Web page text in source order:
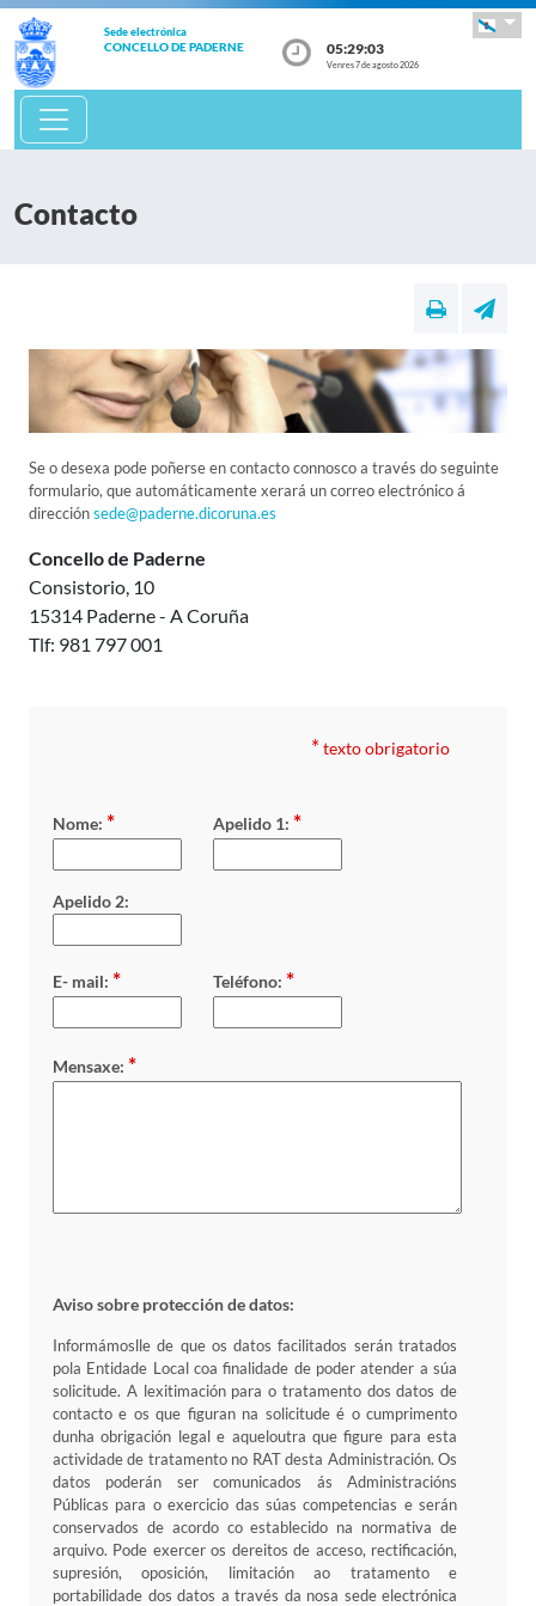
Sede electrónica
CONCELLO DE PADERNE 05:29:03
Venres 7 de agosto 2026
Contacto
Se o desexa pode poñerse en contacto connosco a través do seguinte
formulario, que automáticamente xerará un correo electrónico á
direcciónsede@paderne.dicoruna.es
Concello de Paderne
Consistorio, 10
15314 Paderne - A Coruña
Tlf: 981 797 001
*texto obrigatorio
Nome: * Apelido 1: *
Apelido 2:
E- mail: * Teléfono: *
Mensaxe: *
Aviso sobre protección de datos:
Informámoslle de que os datos facilitados serán tratados
pola Entidade Local coa finalidade de poder atender a súa
solicitude. A lexitimación para o tratamento dos datos de
contacto e os que figuran na solicitude é o cumprimento
dunha obrigación legal e aqueloutra que figure para esta
actividade de tratamento no RAT desta Administración. Os
datos poderán ser comunicados ás Administracións
Públicas para o exercicio das súas competencias e serán
conservados de acordo co establecido na normativa de
arquivo. Pode exercer os dereitos de acceso, rectificación,
supresión, oposición, limitación ao tratamento e
portabilidade dos datos a través da nosa sede electrónica